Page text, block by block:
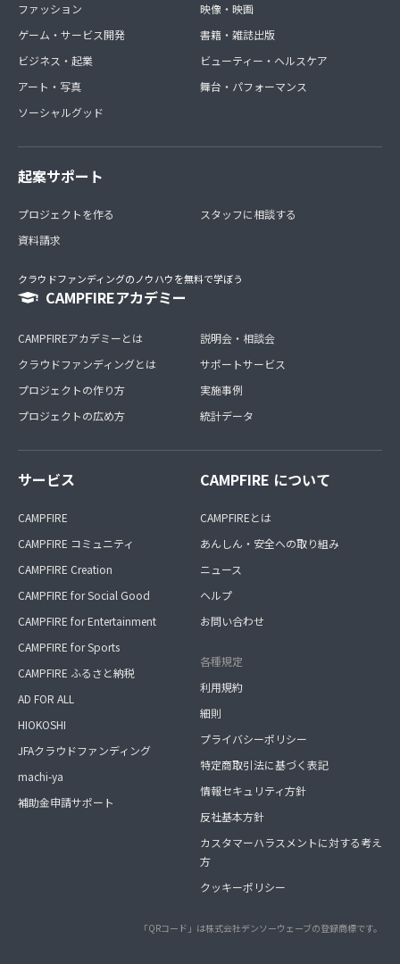
ファッション
ゲーム・サービス開発
ビジネス・起業
アート・写真
ソーシャルグッド
映像・映画
書籍・雑誌出版
ビューティー・ヘルスケア
舞台・パフォーマンス
起案サポート
プロジェクトを作る
資料請求
スタッフに相談する
クラウドファンディングのノウハウを無料で学ぼう
CAMPFIREアカデミー
CAMPFIREアカデミーとは
クラウドファンディングとは
プロジェクトの作り方
プロジェクトの広め方
説明会・相談会
サポートサービス
実施事例
統計データ
サービス
CAMPFIRE
CAMPFIRE コミュニティ
CAMPFIRE Creation
CAMPFIRE for Social Good
CAMPFIRE for Entertainment
CAMPFIRE for Sports
CAMPFIRE ふるさと納税
AD FOR ALL
HIOKOSHI
JFAクラウドファンディング
machi-ya
補助金申請サポート
CAMPFIRE について
CAMPFIREとは
あんしん・安全への取り組み
ニュース
ヘルプ
お問い合わせ
各種規定
利用規約
細則
プライバシーポリシー
特定商取引法に基づく表記
情報セキュリティ方針
反社基本方針
カスタマーハラスメントに対する考え
方
クッキーポリシー
「QRコード」は株式会社デンソーウェーブの登録商標です。